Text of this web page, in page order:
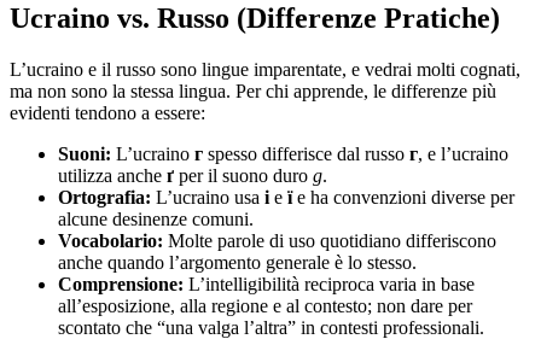
Ucraino vs. Russo (Differenze Pratiche)
L’ucraino e il russo sono lingue imparentate, e vedrai molti cognati,
ma non sono la stessa lingua. Per chi apprende, le differenze più
evidenti tendono a essere:
Suoni: L’ucraino г spesso differisce dal russo г, e l’ucraino
utilizza anche ґ per il suono duro g.
Ortografia: L’ucraino usa і e їe ha convenzioni diverse per
alcune desinenze comuni.
Vocabolario: Molte parole di uso quotidiano differiscono
anche quando l’argomento generale è lo stesso.
Comprensione: L’intelligibilità reciproca varia in base
all’esposizione, alla regione e al contesto; non dare per
scontato che “una valga l’altra” in contesti professionali.